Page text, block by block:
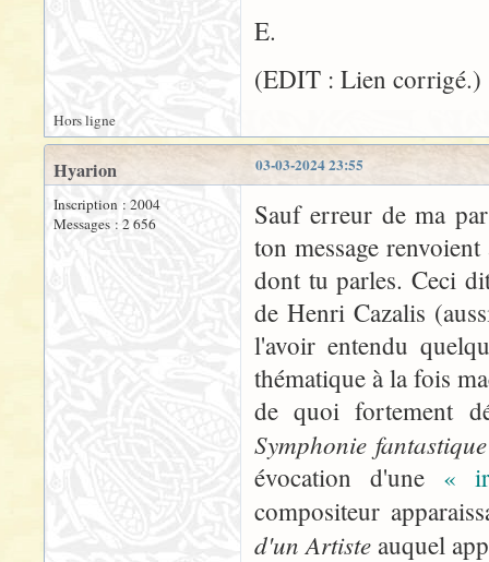
E.
(EDIT : Lien corrigé.)
Hors ligne
03-03-2024 23:55
Hyarion
Inscription : 2004
Messages : 2 656
Sauf erreur de ma
ton message
dont tu parles. Ceci
de Henri Cazalis
l'avoir entendu
thématique à la fois
de quoi fortement
Symphonie fantastique
évocation d'une «
compositeur
d'un Artiste auquel